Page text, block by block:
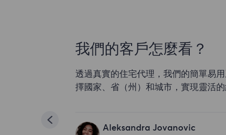
我們的客戶怎麼看？
透過真實的住宅代理，我們的簡單易
擇國家、省（州）和城市，實現靈活的
Aleksandra Jovanovic